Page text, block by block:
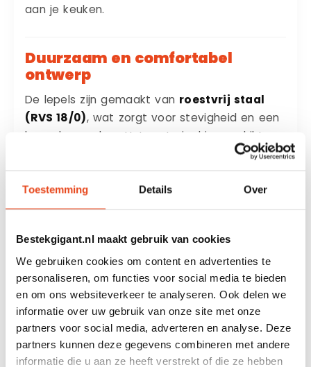
Toestemming Details Over
Bestekgigant.nl maakt gebruik van cookies
We gebruiken cookies om content en advertenties te
personaliseren, om functies voor social media te bieden
en om ons websiteverkeer te analyseren. Ook delen we
informatie over uw gebruik van onze site met onze
partners voor social media, adverteren en analyse. Deze
partners kunnen deze gegevens combineren met andere
informatie die u aan ze heeft verstrekt of die ze hebben
aan je keuken.
Duurzaam en comfortabel
ontwerp
De lepels zijn gemaakt van roestvrij staal
(RVS 18/0), wat zorgt voor stevigheid en een
lange levensduur. Het materiaal is geschikt
voor intensief dagelijks gebruik en behoudt zijn
prettig in de hand en zijn ze comfortabel in
gebruik bij verschillende soorten kopjes en
Onderhoud en gebruik
Om de kwaliteit en uitstraling van de lepels te
behouden, wordthandwas aanbevolen.
Deze theelepels zijnvaatwasserbestendig,
mits je rekening houdt met enkele richtlijnen: